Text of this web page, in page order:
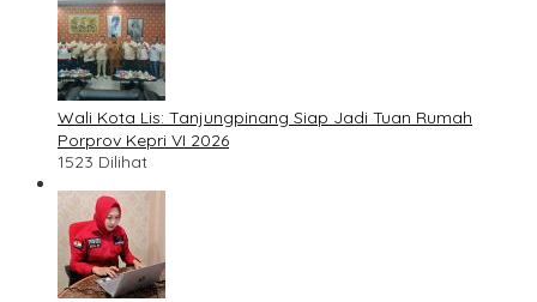
Wali Kota Lis: Tanjungpinang Siap Jadi Tuan Rumah
Porprov Kepri VI 2026
1523 Dilihat